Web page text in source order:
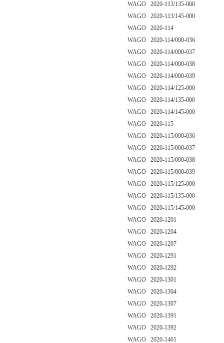
WAGO 2020-113/135-000
WAGO 2020-113/145-000
WAGO 2020-114
WAGO 2020-114/000-036
WAGO 2020-114/000-037
WAGO 2020-114/000-038
WAGO 2020-114/000-039
WAGO 2020-114/125-000
WAGO 2020-114/135-000
WAGO 2020-114/145-000
WAGO 2020-115
WAGO 2020-115/000-036
WAGO 2020-115/000-037
WAGO 2020-115/000-038
WAGO 2020-115/000-039
WAGO 2020-115/125-000
WAGO 2020-115/135-000
WAGO 2020-115/145-000
WAGO 2020-1201
WAGO 2020-1204
WAGO 2020-1207
WAGO 2020-1291
WAGO 2020-1292
WAGO 2020-1301
WAGO 2020-1304
WAGO 2020-1307
WAGO 2020-1391
WAGO 2020-1392
WAGO 2020-1401